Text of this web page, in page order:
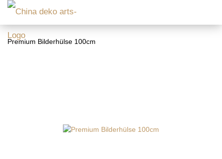
Premium Bilderhülse 100cm